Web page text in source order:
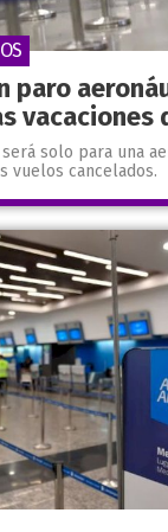
paro
vacaciones
solo para una
vuelos cancelados.